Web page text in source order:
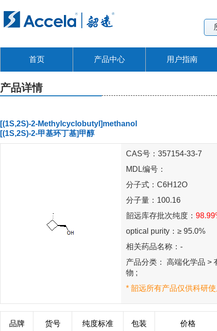
首页 产品中心 用户指南
产品详情
[(1S,2S)-2-Methylcyclobutyl]methanol
[(1S,2S)-2-甲基环丁基]甲醇
CAS号：357154-33-7
MDL编号：
分子式：C6H12O
分子量：100.16
韶远库存批次纯度：
optical purity：≥ 95.0%
相关药品名称：-
产品分类： 高端化学品 >
物 ;
* 韶远所有产品仅供科研
品牌 货号 纯度标准 包装 价格